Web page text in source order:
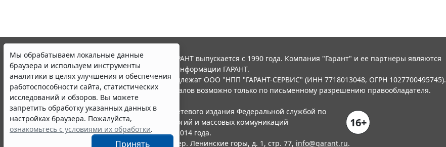
Мы обрабатываем локальные данные
браузера и используем инструменты
аналитики в целях улучшения и обеспечения
работоспособности сайта, статистических
исследований и обзоров. Вы можете
запретить обработку указанных данных в
настройках браузера. Пожалуйста,
ознакомьтесь с условиями их обработки.
Принять
© ООО "НПП "ГАРАНТ-СЕРВИС", 2026. Система ГАРАНТ выпускается с 1990 года. Компания "Гарант" и ее партнеры являются
участниками Российской ассоциации правовой информации ГАРАНТ.
Все права на материалы сайта ГАРАНТ.РУ принадлежат ООО "НПП "ГАРАНТ-СЕРВИС" (ИНН 7718013048, ОГРН 1027700495745).
Полное или частичное воспроизведение материалов возможно только по письменному разрешению правообладателя.
Правила использования портала.
Портал ГАРАНТ.РУ зарегистрирован в качестве сетевого издания Федеральной службой по
надзору в сфере связи,информационных технологий и массовых коммуникаций
(Роскомнадзором), Эл № ФС77-58365 от 18 июня 2014 года.
16+
ООО "НПП "ГАРАНТ-СЕРВИС", 119234, г. Москва, тер. Ленинские горы, д. 1, стр. 77, info@garant.ru.